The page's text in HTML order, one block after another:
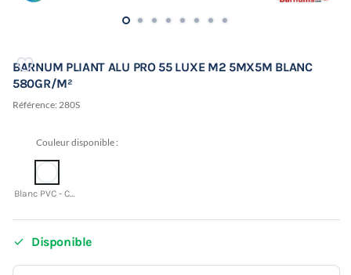
BARNUM PLIANT ALU PRO 55 LUXE M2 5MX5M BLANC
580GR/M²
Référence: 280S
Couleur disponible :
Blanc PVC - CMJN 0 0 0 0
 Disponible